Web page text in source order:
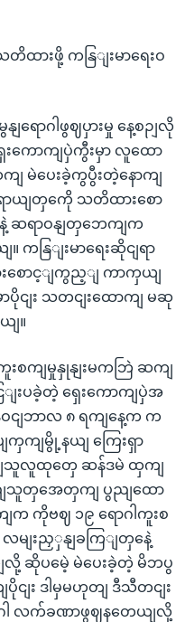
တိထားဖို့ ကနြျးမာရေးဝ
ျရောဂါဖွဈပှားမှု နေ့စဉျလို
ေးကောကျပှဲကွီးမှာ လူထော
ကျ မဲပေးခဲ့ကွပွီးတဲ့နောကျ
ာယျတှကေို သတိထားစော
ဆရာဝနျတှဘေကျက
ကနြျးမာရေးဆိုငျရာ
ောင့ျကွည့ျ ကာကှယျ
ငျး သတငျးထောကျ မဆု
ျ။
ကူးစကျမှုနှုနျးမကဘြဲ ဆကျ
ြျးပခဲ့တဲ့ ရှေးကောကျပှဲအ
ငျဘာလ ၈ ရကျနေ့က က
ျကှကျမွို့နယျ ကြေးရှာ
ျသူလူထုတှေ ဆန်ဒမဲ ထှကျ
ျသူတှအေတှကျ ပွညျထော
ျက ကိုဗဈ ၁၉ ရောဂါကူးစ
လမျးညှှနျခကြျတှနေဲ့
လို့ ဆိုပမေဲ့ မဲပေးခဲ့တဲ့ မိဘပွ
ျး ဒါမှမဟုတျ ဒီသီတငျး
ဂါ လက်ခဏာဖွဈနတေယျလို့